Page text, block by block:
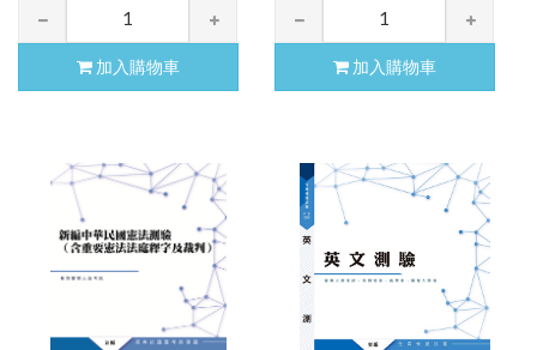
加入購物車 加入購物車